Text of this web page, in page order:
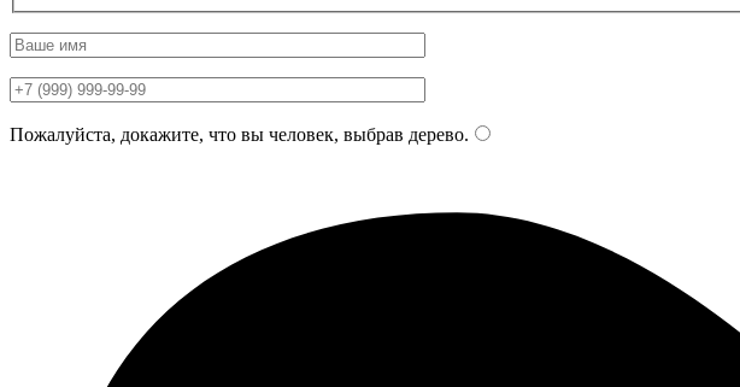
Пожалуйста, докажите, что вы человек, выбрав дерево.